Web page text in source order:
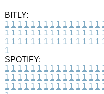
BITLY:
1 1 1 1 1 1 1 1 1 1 1 1 1 1 1
1 1 1 1 1 1 1 1 1 1 1 1 1 1 1
1 1 1 1 1 1 1 1 1 1 1 1 1 1 1
1
SPOTIFY:
1 1 1 1 1 1 1 1 1 1 1 1 1 1 1
1 1 1 1 1 1 1 1 1 1 1 1 1 1 1
1 1 1 1 1 1 1 1 1 1 1 1 1 1 1